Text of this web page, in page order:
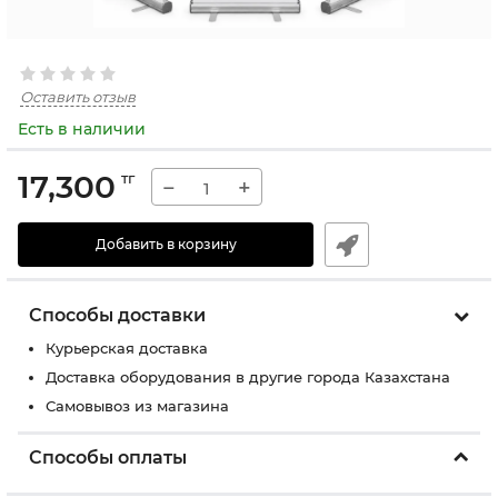
Оставить отзыв
Есть в наличии
17,300 тг − +
Добавить в корзину
Способы доставки
Курьерская доставка
Доставка оборудования в другие города Казахстана
Самовывоз из магазина
Способы оплаты